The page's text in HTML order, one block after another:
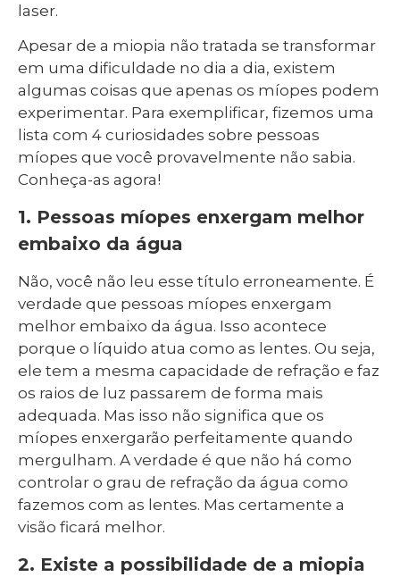
laser.
Apesar de a miopia não tratada se transformar
em uma dificuldade no dia a dia, existem
algumas coisas que apenas os míopes podem
experimentar. Para exemplificar, fizemos uma
lista com 4 curiosidades sobre pessoas
míopes que você provavelmente não sabia.
Conheça-as agora!
1. Pessoas míopes enxergam melhor
embaixo da água
Não, você não leu esse título erroneamente. É
verdade que pessoas míopes enxergam
melhor embaixo da água. Isso acontece
porque o líquido atua como as lentes. Ou seja,
ele tem a mesma capacidade de refração e faz
os raios de luz passarem de forma mais
adequada. Mas isso não significa que os
míopes enxergarão perfeitamente quando
mergulham. A verdade é que não há como
controlar o grau de refração da água como
fazemos com as lentes. Mas certamente a
visão ficará melhor.
2. Existe a possibilidade de a miopia